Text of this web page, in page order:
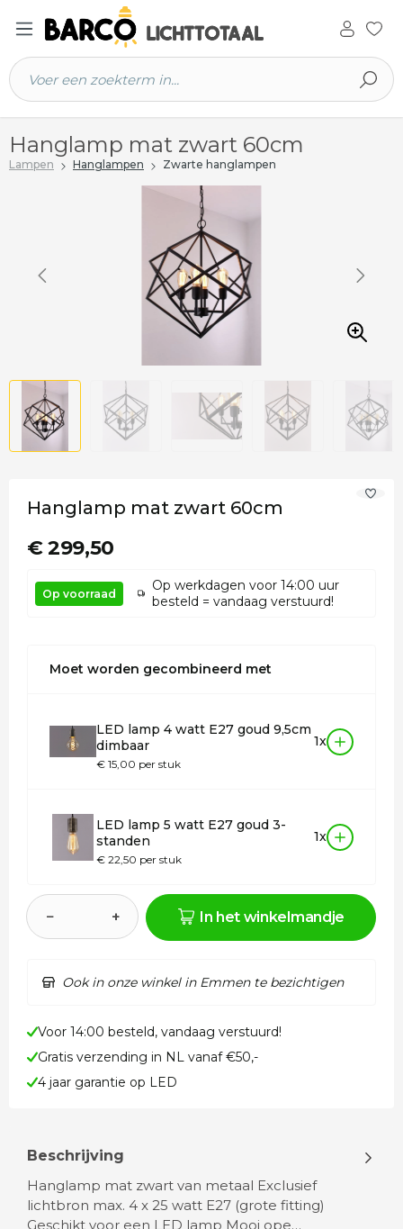
hoofdinhoud
Hanglamp mat zwart 60cm
Lampen Hanglampen Zwarte hanglampen
Hanglamp mat zwart 60cm
€ 299,50
Op voorraad
Op werkdagen voor 14:00 uur
besteld = vandaag verstuurd!
Moet worden gecombineerd met
LED lamp 4 watt E27 goud 9,5cm
dimbaar
€ 15,00 per stuk
1x
LED lamp 5 watt E27 goud 3-
standen
€ 22,50 per stuk
1x
− + In het winkelmandje
Ook in onze winkel in Emmen te bezichtigen
Voor 14:00 besteld, vandaag verstuurd!
Gratis verzending in NL vanaf €50,-
4 jaar garantie op LED
Beschrijving
Hanglamp mat zwart van metaal Exclusief
lichtbron max. 4 x 25 watt E27 (grote fitting)
Geschikt voor een LED lamp Mooi ope…